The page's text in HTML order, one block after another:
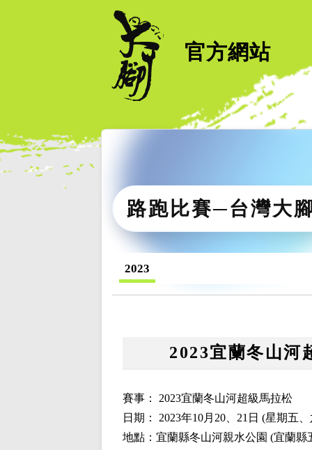
官方網站
路跑比賽─台灣大
2023
2023宜蘭冬山河
賽事： 2023宜蘭冬山河超級馬拉松
日期： 2023年10月20、21日 (星期五
地點：宜蘭縣冬山河親水公園 (宜蘭縣